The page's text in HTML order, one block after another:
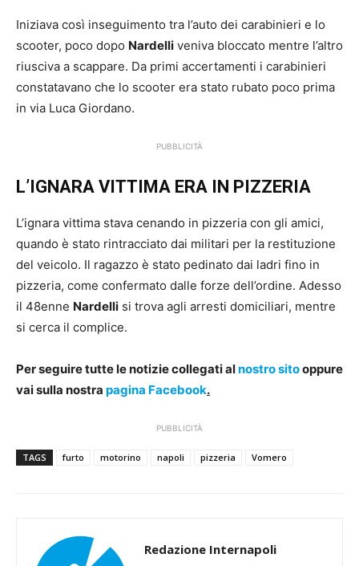
Iniziava così inseguimento tra l’auto dei carabinieri e lo
scooter, poco dopo Nardelli veniva bloccato mentre l’altro
riusciva a scappare. Da primi accertamenti i carabinieri
constatavano che lo scooter era stato rubato poco prima
in via Luca Giordano.
PUBBLICITÀ
L’IGNARA VITTIMA ERA IN PIZZERIA
L’ignara vittima stava cenando in pizzeria con gli amici,
quando è stato rintracciato dai militari per la restituzione
del veicolo. Il ragazzo è stato pedinato dai ladri fino in
pizzeria, come confermato dalle forze dell’ordine. Adesso
il 48enne Nardelli si trova agli arresti domiciliari, mentre
si cerca il complice.
Per seguire tutte le notizie collegati alnostro sitooppure
vai sulla nostra pagina Facebook.
PUBBLICITÀ
TAGS furto motorino napoli pizzeria Vomero
Redazione Internapoli